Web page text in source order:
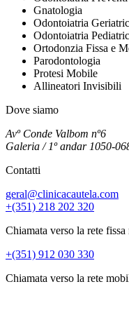
Gnatologia
Odontoiatria
Odontoiatria
Ortodonzia Fissa e
Parodontologia
Protesi Mobile
Allineatori Invisibili
Dove siamo
Avº Conde Valbom nº6
Galeria / 1º andar 1050-
Contatti
geral@clinicacautela.com
+(351) 218 202 320
Chiamata verso la rete
+(351) 912 030 330
Chiamata verso la rete